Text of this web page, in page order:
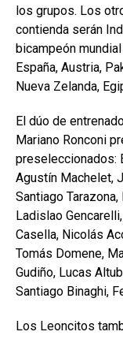
los grupos. Los
contienda serán
bicampeón
España, Austria,
Nueva Zelanda,
El dúo de
Mariano Ronconi
preseleccionados:
Agustín Machelet,
Santiago
Ladislao
Casella, Nicolás
Tomás Domene,
Gudiño, Lucas
Santiago Binaghi,
Los Leoncitos